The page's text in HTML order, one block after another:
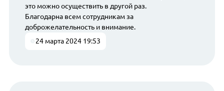
это можно осуществить в другой раз.
Благодарна всем сотрудникам за
доброжелательность и внимание.
24 марта 2024 19:53